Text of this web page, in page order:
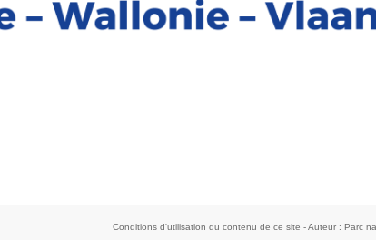
Conditions d'utilisation du contenu de ce site - Auteur : Parc